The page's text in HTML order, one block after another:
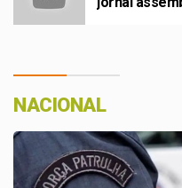
NACIONAL